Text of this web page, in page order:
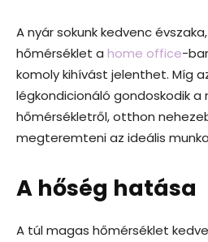
A nyár sokunk kedvenc
hőmérséklet a home office-
komoly kihívást jelenthet. Míg
légkondicionáló gondoskodik a
hőmérsékletről, otthon
megteremteni az ideális
A hőség hatása
A túl magas hőmérséklet